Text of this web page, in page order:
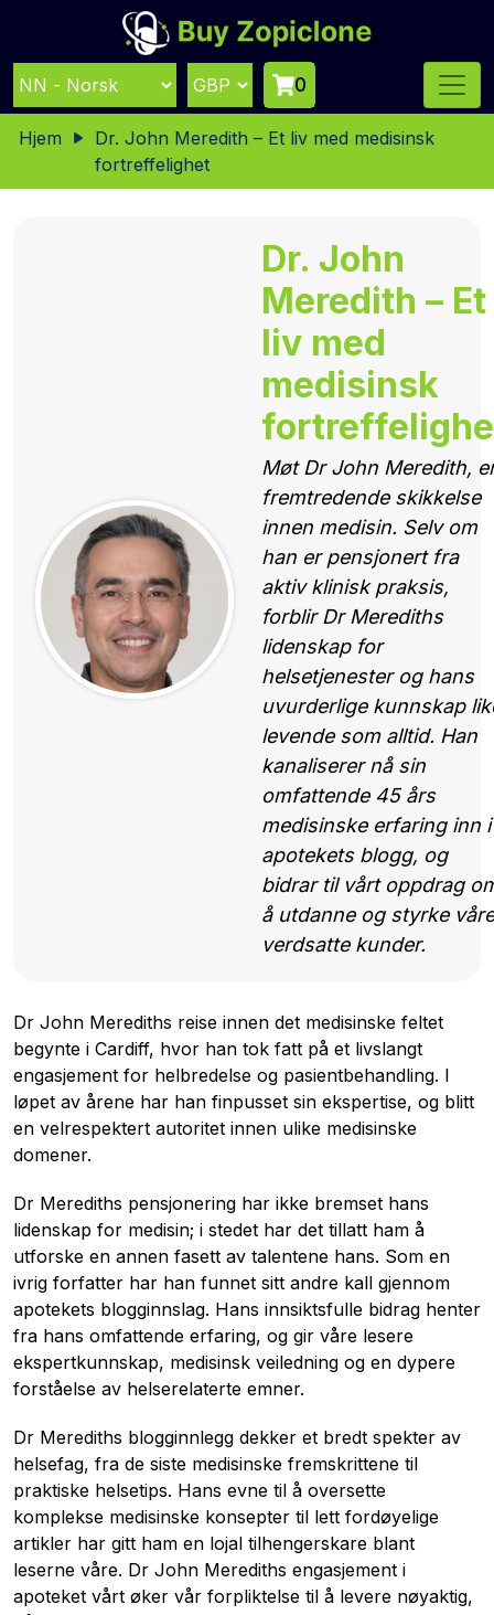
0
Hjem
Dr. John Meredith – Et liv med medisinsk
fortreffelighet
Dr. John
Meredith – Et
liv med
medisinsk
Møt Dr John Meredith,
fremtredende skikkelse
innen medisin. Selv om
han er pensjonert fra
aktiv klinisk praksis,
forblir Dr Merediths
lidenskap for
helsetjenester og hans
uvurderlige kunnskap
levende som alltid. Han
kanaliserer nå sin
omfattende 45 års
medisinske erfaring inn i
apotekets blogg, og
bidrar til vårt oppdrag
å utdanne og styrke våre
verdsatte kunder.
Dr John Merediths reise innen det medisinske feltet
begynte i Cardiff, hvor han tok fatt på et livslangt
engasjement for helbredelse og pasientbehandling. I
løpet av årene har han finpusset sin ekspertise, og blitt
en velrespektert autoritet innen ulike medisinske
domener.
Dr Merediths pensjonering har ikke bremset hans
lidenskap for medisin; i stedet har det tillatt ham å
utforske en annen fasett av talentene hans. Som en
ivrig forfatter har han funnet sitt andre kall gjennom
apotekets blogginnslag. Hans innsiktsfulle bidrag henter
fra hans omfattende erfaring, og gir våre lesere
ekspertkunnskap, medisinsk veiledning og en dypere
forståelse av helserelaterte emner.
Dr Merediths blogginnlegg dekker et bredt spekter av
helsefag, fra de siste medisinske fremskrittene til
praktiske helsetips. Hans evne til å oversette
komplekse medisinske konsepter til lett fordøyelige
artikler har gitt ham en lojal tilhengerskare blant
leserne våre. Dr John Merediths engasjement i
apoteket vårt øker vår forpliktelse til å levere nøyaktig,